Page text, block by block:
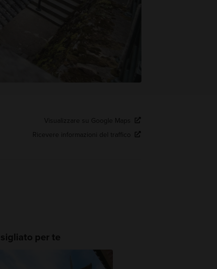
Visualizzare su Google Maps
Ricevere informazioni del traffico
per te